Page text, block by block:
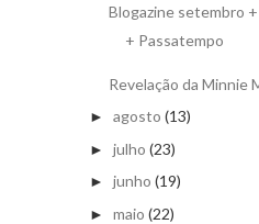
Blogazine setembro
+ Passatempo
Revelação da Minnie
► agosto (13)
► julho (23)
► junho (19)
► maio (22)